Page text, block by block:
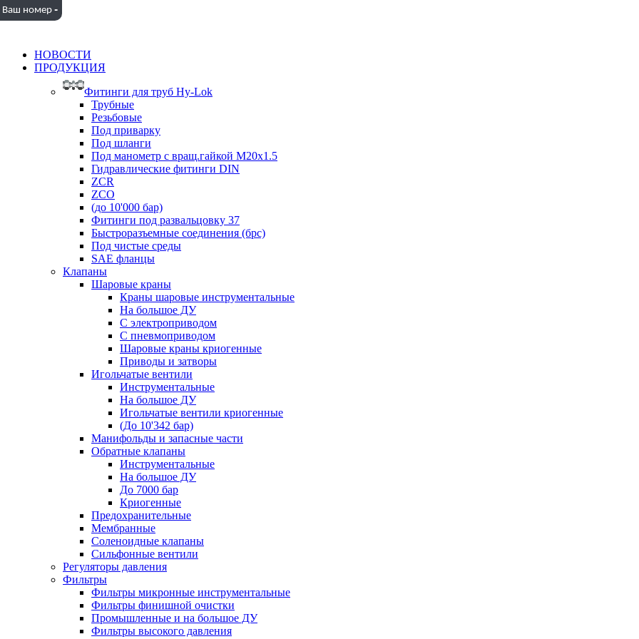
НОВОСТИ
ПРОДУКЦИЯ
Фитинги для труб Hy-Lok
Трубные
Резьбовые
Под приварку
Под шланги
Под манометр с вращ.гайкой M20x1.5
Гидравлические фитинги DIN
ZCR
ZCO
(до 10'000 бар)
Фитинги под развальцовку 37
Быстроразъемные соединения (брс)
Под чистые среды
SAE фланцы
Клапаны
Шаровые краны
Краны шаровые инструментальные
На большое ДУ
С электроприводом
С пневмоприводом
Шаровые краны криогенные
Приводы и затворы
Игольчатые вентили
Инструментальные
На большое ДУ
Игольчатые вентили криогенные
(До 10'342 бар)
Манифольды и запасные части
Обратные клапаны
Инструментальные
На большое ДУ
До 7000 бар
Криогенные
Предохранительные
Мембранные
Соленоидные клапаны
Сильфонные вентили
Регуляторы давления
Фильтры
Фильтры микронные инструментальные
Фильтры финишной очистки
Промышленные и на большое ДУ
Фильтры высокого давления
Ваш номер -